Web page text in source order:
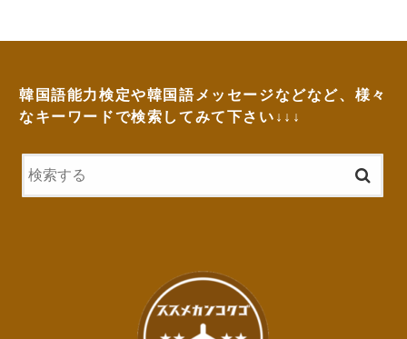
韓国語能力検定や韓国語メッセージなどなど、様々
なキーワードで検索してみて下さい↓↓↓